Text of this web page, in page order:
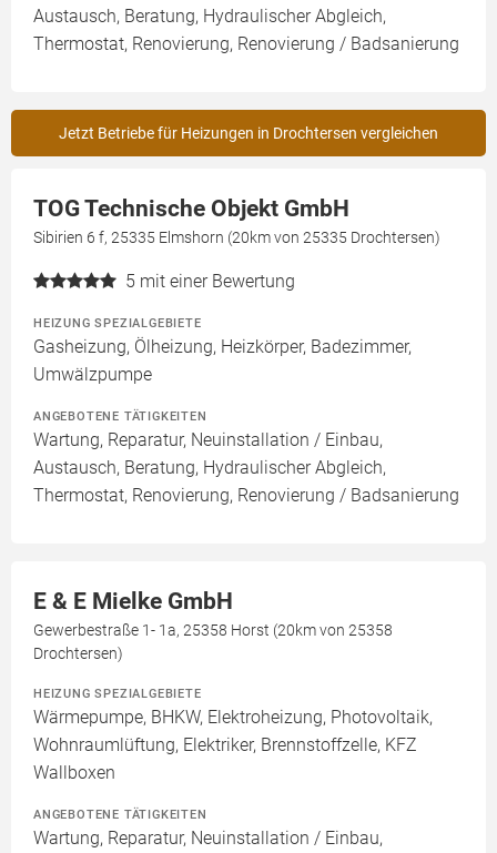
Austausch, Beratung, Hydraulischer Abgleich,
Thermostat, Renovierung, Renovierung / Badsanierung
Jetzt Betriebe für Heizungen in Drochtersen vergleichen
TOG Technische Objekt GmbH
Sibirien 6 f, 25335 Elmshorn (20km von 25335 Drochtersen)
5 mit einer Bewertung
HEIZUNG SPEZIALGEBIETE
Gasheizung, Ölheizung, Heizkörper, Badezimmer,
Umwälzpumpe
ANGEBOTENE TÄTIGKEITEN
Wartung, Reparatur, Neuinstallation / Einbau,
Austausch, Beratung, Hydraulischer Abgleich,
Thermostat, Renovierung, Renovierung / Badsanierung
E & E Mielke GmbH
Gewerbestraße 1- 1a, 25358 Horst (20km von 25358
Drochtersen)
HEIZUNG SPEZIALGEBIETE
Wärmepumpe, BHKW, Elektroheizung, Photovoltaik,
Wohnraumlüftung, Elektriker, Brennstoffzelle, KFZ
Wallboxen
ANGEBOTENE TÄTIGKEITEN
Wartung, Reparatur, Neuinstallation / Einbau,